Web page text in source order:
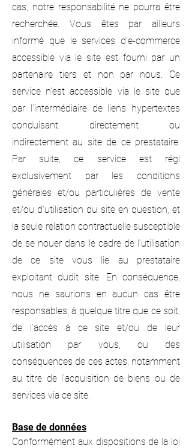
cas, notre responsabilité ne pourra être
recherchée. Vous êtes par ailleurs
informé que le services d’e-commerce
accessible via le site est fourni par un
partenaire tiers et non par nous. Ce
service n'est accessible via le site que
par l’intermédiaire de liens hypertextes
conduisant directement ou
indirectement au site de ce prestataire.
Par suite, ce service est régi
exclusivement par les conditions
générales et/ou particulières de vente
et/ou d’utilisation du site en question, et
la seule relation contractuelle susceptible
de se nouer dans le cadre de l’utilisation
de ce site vous lie au prestataire
exploitant dudit site. En conséquence,
nous ne saurions en aucun cas être
responsables, à quelque titre que ce soit,
de l’accès à ce site et/ou de leur
utilisation par vous, ou des
conséquences de ces actes, notamment
au titre de l’acquisition de biens ou de
services via ce site.
Base de données
Conformément aux dispositions de la loi